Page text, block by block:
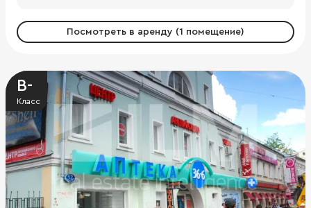
Посмотреть в аренду (1 помещение)
B-
Класс